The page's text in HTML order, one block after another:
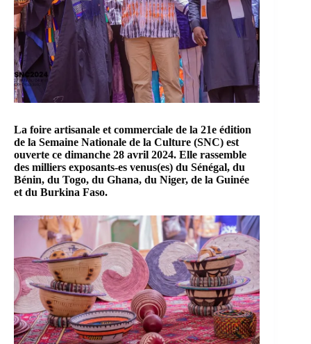
La foire artisanale et commerciale de la 21e édition
de la Semaine Nationale de la Culture (SNC) est
ouverte ce dimanche 28 avril 2024. Elle rassemble
des milliers exposants-es venus(es) du Sénégal, du
Bénin, du Togo, du Ghana, du Niger, de la Guinée
et du Burkina Faso.